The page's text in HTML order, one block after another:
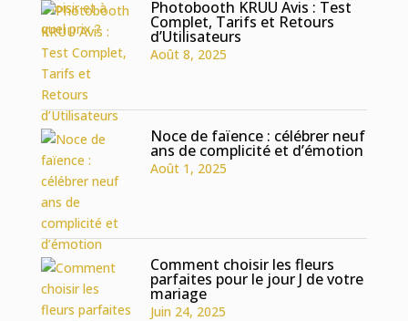
Photobooth KRUU Avis : Test
Complet, Tarifs et Retours
d’Utilisateurs
Août 8, 2025
Noce de faïence : célébrer neuf
ans de complicité et d’émotion
Août 1, 2025
Comment choisir les fleurs
parfaites pour le jour J de votre
mariage
Juin 24, 2025